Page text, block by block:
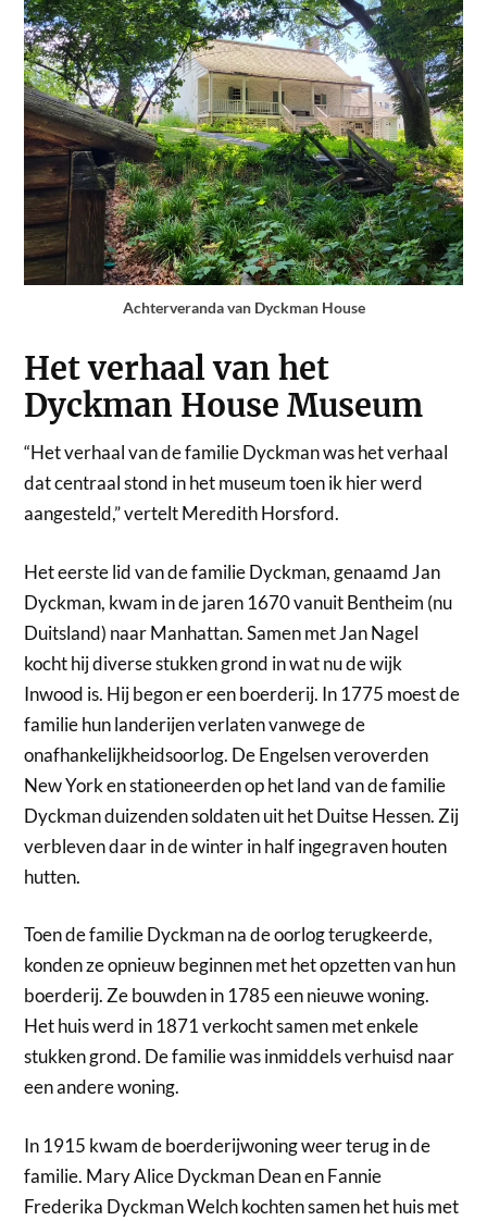
Achterveranda van Dyckman House
Het verhaal van het
Dyckman House Museum
“Het verhaal van de familie Dyckman was het verhaal
dat centraal stond in het museum toen ik hier werd
aangesteld,” vertelt Meredith Horsford.
Het eerste lid van de familie Dyckman, genaamd Jan
Dyckman, kwam in de jaren 1670 vanuit Bentheim (nu
Duitsland) naar Manhattan. Samen met Jan Nagel
kocht hij diverse stukken grond in wat nu de wijk
Inwood is. Hij begon er een boerderij. In 1775 moest de
familie hun landerijen verlaten vanwege de
onafhankelijkheidsoorlog. De Engelsen veroverden
New York en stationeerden op het land van de familie
Dyckman duizenden soldaten uit het Duitse Hessen. Zij
verbleven daar in de winter in half ingegraven houten
hutten.
Toen de familie Dyckman na de oorlog terugkeerde,
konden ze opnieuw beginnen met het opzetten van hun
boerderij. Ze bouwden in 1785 een nieuwe woning.
Het huis werd in 1871 verkocht samen met enkele
stukken grond. De familie was inmiddels verhuisd naar
een andere woning.
In 1915 kwam de boerderijwoning weer terug in de
familie. Mary Alice Dyckman Dean en Fannie
Frederika Dyckman Welch kochten samen het huis met